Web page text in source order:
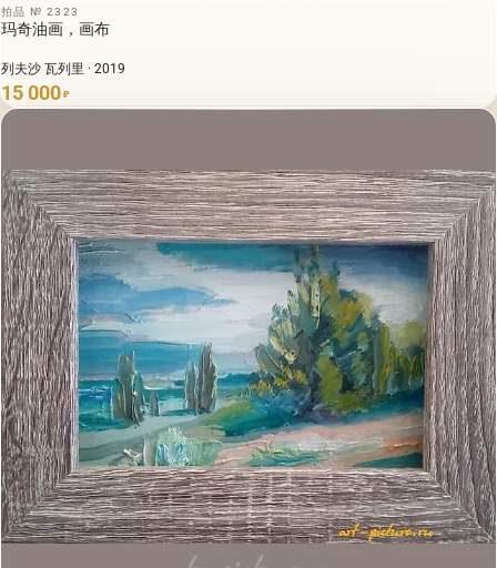
拍品 № 2323
玛奇油画，画布
列夫沙 瓦列里 · 2019
15 000 ₽